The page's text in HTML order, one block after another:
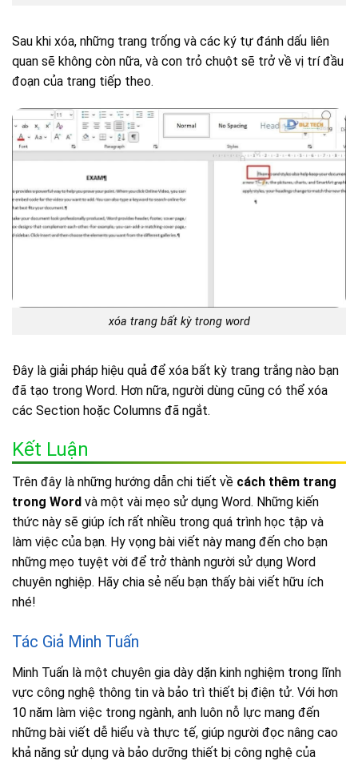
Sau khi xóa, những trang trống và các ký tự đánh dấu liên
quan sẽ không còn nữa, và con trỏ chuột sẽ trở về vị trí đầu
đoạn của trang tiếp theo.
xóa trang bất kỳ trong word
Đây là giải pháp hiệu quả để xóa bất kỳ trang trắng nào bạn
đã tạo trong Word. Hơn nữa, người dùng cũng có thể xóa
các Section hoặc Columns đã ngắt.
Kết Luận
Trên đây là những hướng dẫn chi tiết về cách thêm trang
trong Word và một vài mẹo sử dụng Word. Những kiến
thức này sẽ giúp ích rất nhiều trong quá trình học tập và
làm việc của bạn. Hy vọng bài viết này mang đến cho bạn
những mẹo tuyệt vời để trở thành người sử dụng Word
chuyên nghiệp. Hãy chia sẻ nếu bạn thấy bài viết hữu ích
nhé!
Tác Giả Minh Tuấn
Minh Tuấn là một chuyên gia dày dặn kinh nghiệm trong lĩnh
vực công nghệ thông tin và bảo trì thiết bị điện tử. Với hơn
10 năm làm việc trong ngành, anh luôn nỗ lực mang đến
những bài viết dễ hiểu và thực tế, giúp người đọc nâng cao
khả năng sử dụng và bảo dưỡng thiết bị công nghệ của